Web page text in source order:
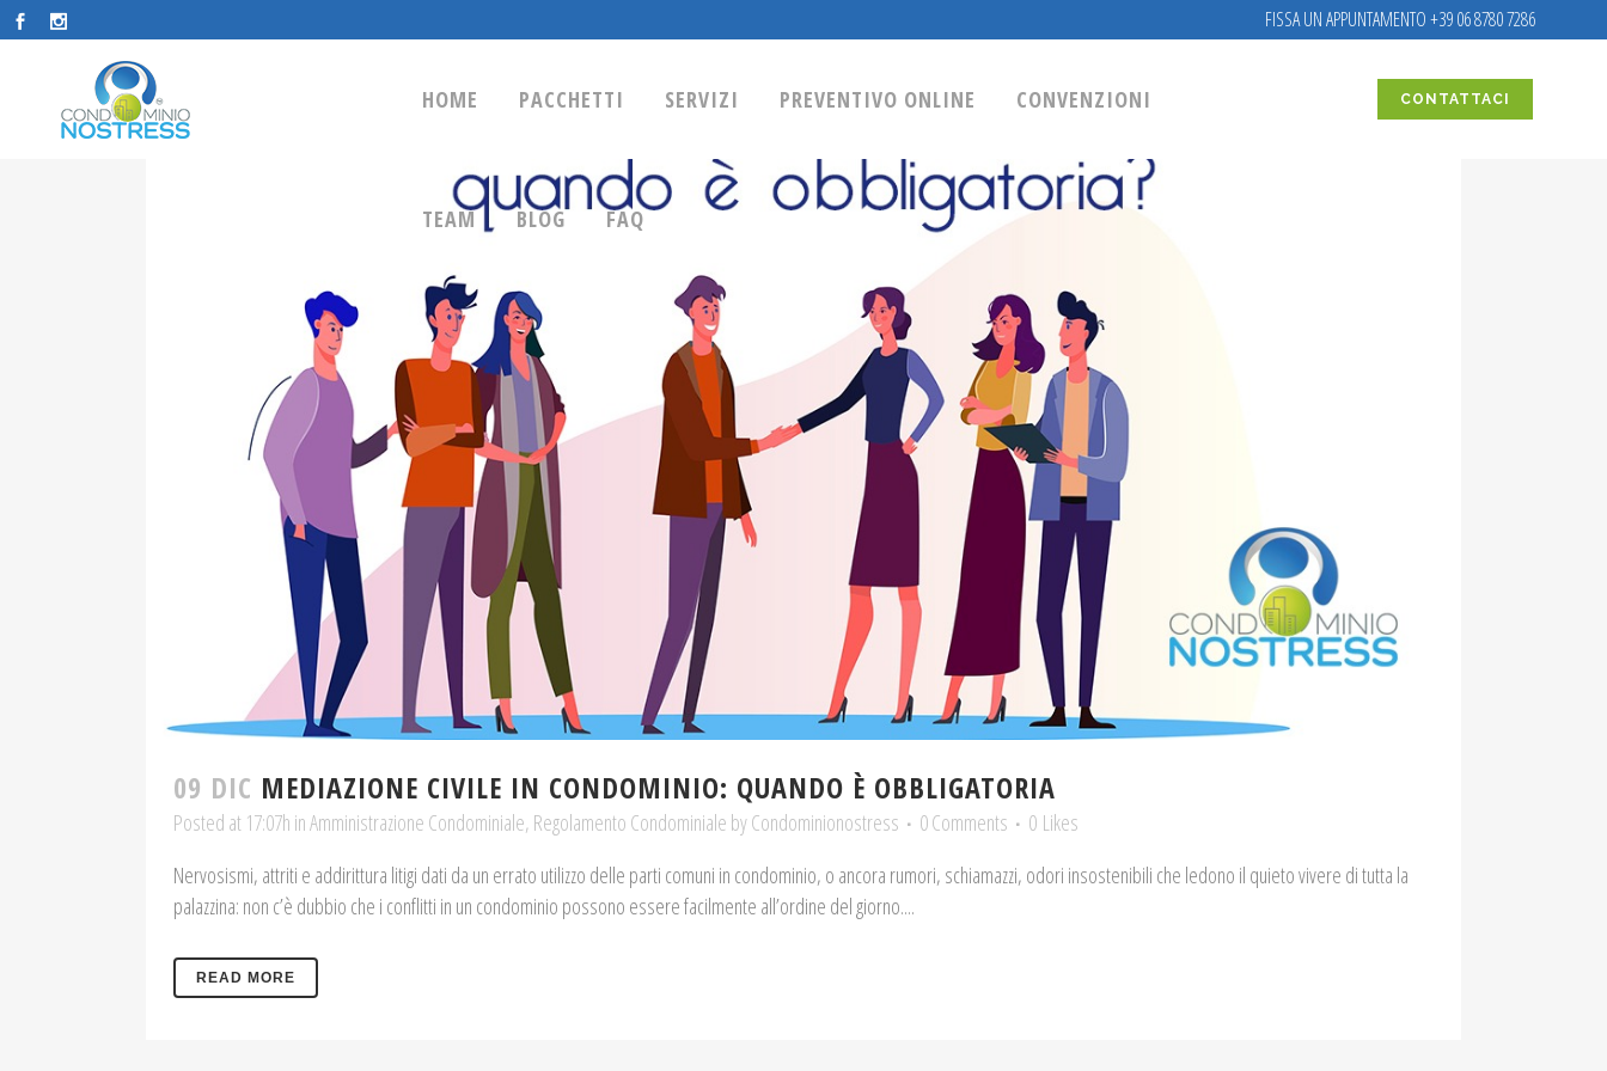
FISSA UN APPUNTAMENTO +39 06 8780 7286
CONTATTACI
HOME PACCHETTI SERVIZI PREVENTIVO ONLINE CONVENZIONI
TEAM BLOG FAQ
09 DIC MEDIAZIONE CIVILE IN CONDOMINIO: QUANDO È OBBLIGATORIA
Posted at 17:07h inAmministrazione Condominiale, Regolamento Condominiale byCondominionostress 0 Comments 0 Likes
Nervosismi, attriti e addirittura litigi dati da un errato utilizzo delle parti comuni in condominio, o ancora rumori, schiamazzi, odori insostenibili che ledono il quieto vivere di tutta la
palazzina: non c’è dubbio che i conflitti in un condominio possono essere facilmente all’ordine del giorno....
READ MORE